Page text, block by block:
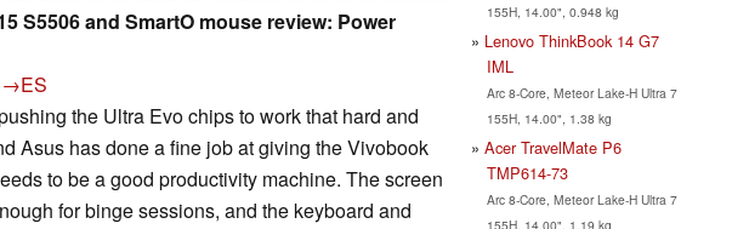
S5506 and SmartO mouse review: Power
the Ultra Evo chips to work that hard and
Asus has done a fine job at giving the Vivobook
to be a good productivity machine. The screen
for binge sessions, and the keyboard and
155H, 14.00", 0.948 kg
Lenovo ThinkBook 14 G7
IML
Arc 8-Core, Meteor Lake-H Ultra 7
155H, 14.00", 1.38 kg
Acer TravelMate P6
TMP614-73
Arc 8-Core, Meteor Lake-H Ultra 7
155H, 14.00", 1.19 kg